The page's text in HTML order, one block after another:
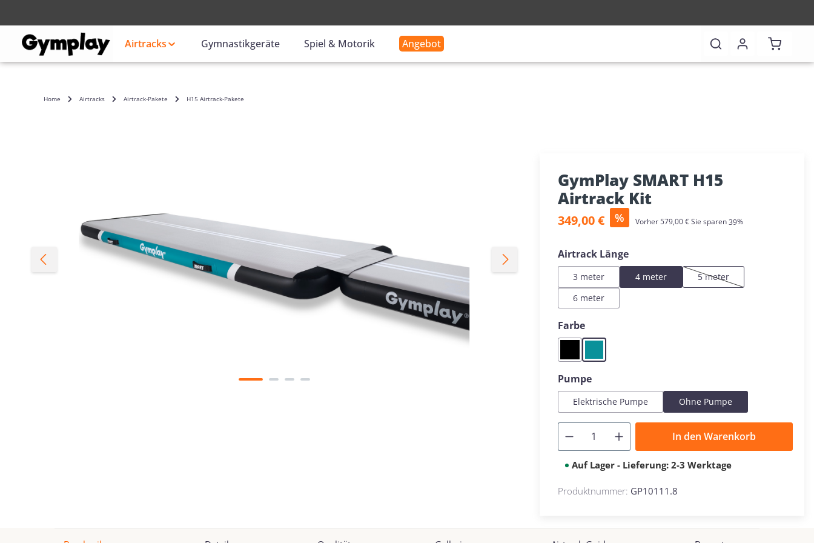
Airtracks Gymnastikgeräte Spiel & Motorik Angebot
Home Airtracks Airtrack-Pakete H15 Airtrack-Pakete
GymPlay SMART H15
Airtrack Kit
Verkaufspreis:
349,00 € % Vorher Regulärer Preis:
579,00 €Sie sparen39%
Airtrack Längeauswählen
3 meter 4 meter 5 meter
(Diese Option ist zurzeit
6 meter
Farbeauswählen
Black Mint
Pumpeauswählen
Elektrische Pumpe Ohne Pumpe
In den Warenkorb
Auf Lager - Lieferung: 2-3 Werktage
Produktnummer: GP10111.8